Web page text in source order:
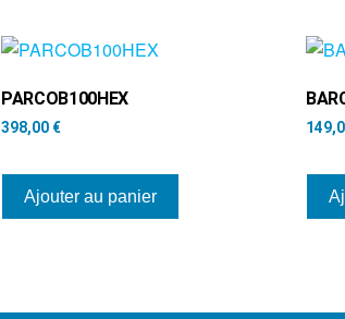
PARCOB100HEX
398,00 €
Ajouter au panier